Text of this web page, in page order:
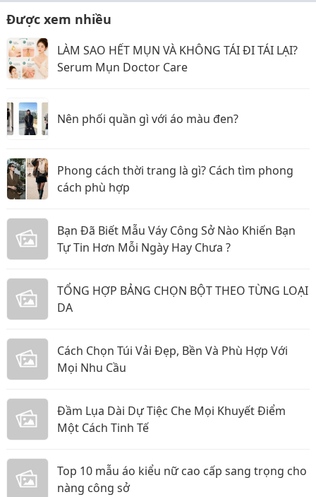
Được xem nhiều
LÀM SAO HẾT MỤN VÀ KHÔNG TÁI ĐI TÁI LẠI?
Serum Mụn Doctor Care
Nên phối quần gì với áo màu đen?
Phong cách thời trang là gì? Cách tìm phong
cách phù hợp
Bạn Đã Biết Mẫu Váy Công Sở Nào Khiến Bạn
Tự Tin Hơn Mỗi Ngày Hay Chưa ?
TỔNG HỢP BẢNG CHỌN BỘT THEO TỪNG LOẠI
DA
Cách Chọn Túi Vải Đẹp, Bền Và Phù Hợp Với
Mọi Nhu Cầu
Đầm Lụa Dài Dự Tiệc Che Mọi Khuyết Điểm
Một Cách Tinh Tế
Top 10 mẫu áo kiểu nữ cao cấp sang trọng cho
nàng công sở